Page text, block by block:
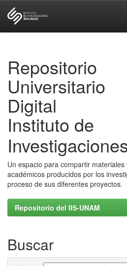
Repositorio
Universitario
Digital
Instituto de
Un espacio para compartir
académicos producidos por los
proceso de sus diferentes proyectos.
Repositorio del IIS-UNAM
Buscar